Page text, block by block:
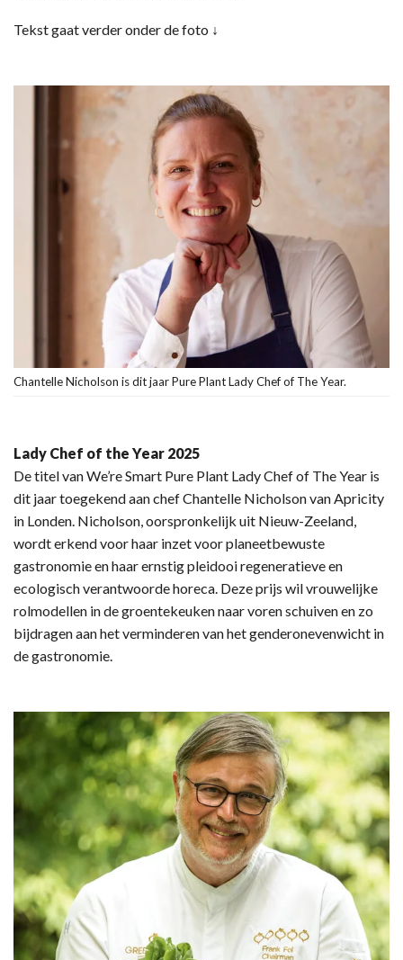
Tekst gaat verder onder de foto ↓
Chantelle Nicholson is dit jaar Pure Plant Lady Chef of The Year.
Lady Chef of the Year 2025
De titel van We’re Smart Pure Plant Lady Chef of The Year is
dit jaar toegekend aan chef Chantelle Nicholson van Apricity
in Londen. Nicholson, oorspronkelijk uit Nieuw-Zeeland,
wordt erkend voor haar inzet voor planeetbewuste
gastronomie en haar ernstig pleidooi regeneratieve en
ecologisch verantwoorde horeca. Deze prijs wil vrouwelijke
rolmodellen in de groentekeuken naar voren schuiven en zo
bijdragen aan het verminderen van het genderonevenwicht in
de gastronomie.